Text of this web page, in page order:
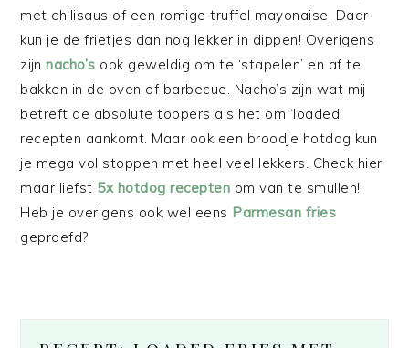
met chilisaus of een romige truffel mayonaise. Daar
kun je de frietjes dan nog lekker in dippen! Overigens
zijnnacho’s ook geweldig om te ‘stapelen’ en af te
bakken in de oven of barbecue. Nacho’s zijn wat mij
betreft de absolute toppers als het om ‘loaded’
recepten aankomt. Maar ook een broodje hotdog kun
je mega vol stoppen met heel veel lekkers. Check hier
maar liefst 5x hotdog recepten om van te smullen!
Heb je overigens ook wel eens Parmesan fries
geproefd?